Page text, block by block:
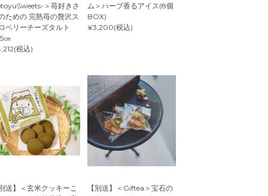
＞苺好きさ
ための 完熟苺の贅沢ス
ベリーチーズタルト
㎝
税込)
ム＞ハーブ香るアイス(8個
BOX)
¥3,200(税込)
送】＜玄米クッキーこ
【別送】＜Giftea＞宝石の